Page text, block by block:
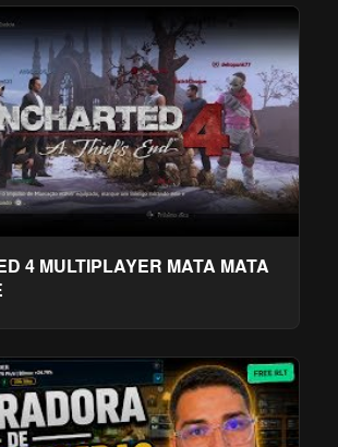
4 MULTIPLAYER MATA MATA